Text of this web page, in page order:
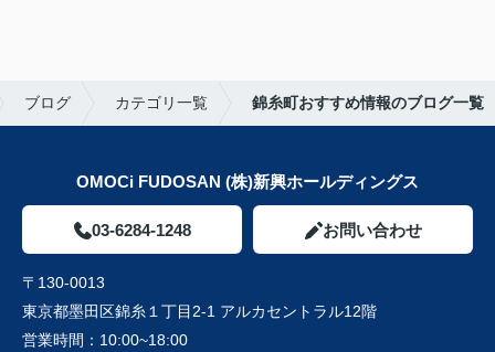
ブログ カテゴリ一覧 錦糸町おすすめ情報のブログ一覧
OMOCi FUDOSAN (株)新興ホールディングス
03-6284-1248 お問い合わせ
〒130-0013
東京都墨田区錦糸１丁目2-1 アルカセントラル12階
営業時間： 10:00~18:00